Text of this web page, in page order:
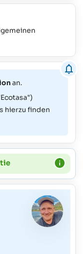
an.
hierzu finden